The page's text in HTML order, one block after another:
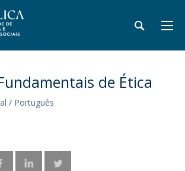
de Ética
/ Português